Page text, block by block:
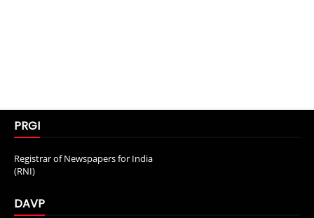
PRGI
Registrar of Newspapers for India
(RNI)
DAVP